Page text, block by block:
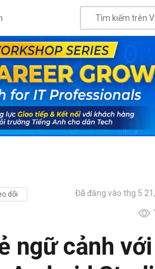
dõi Đã đăng vào thg 5
ngữ cảnh